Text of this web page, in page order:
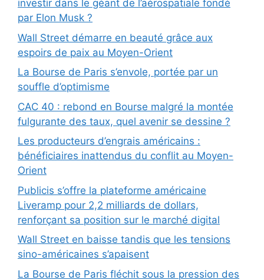
investir dans le géant de l’aérospatiale fondé
par Elon Musk ?
Wall Street démarre en beauté grâce aux
espoirs de paix au Moyen-Orient
La Bourse de Paris s’envole, portée par un
souffle d’optimisme
CAC 40 : rebond en Bourse malgré la montée
fulgurante des taux, quel avenir se dessine ?
Les producteurs d’engrais américains :
bénéficiaires inattendus du conflit au Moyen-
Orient
Publicis s’offre la plateforme américaine
Liveramp pour 2,2 milliards de dollars,
renforçant sa position sur le marché digital
Wall Street en baisse tandis que les tensions
sino-américaines s’apaisent
La Bourse de Paris fléchit sous la pression des